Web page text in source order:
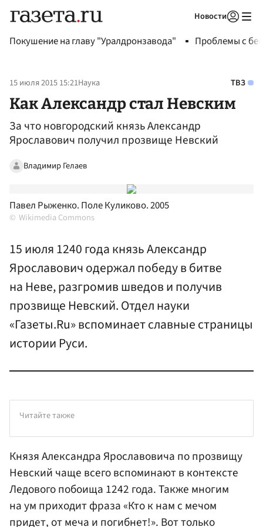
Новости
Покушение на главу "Уралдронзавода" Проблемы с
15 июля 2015 15:21Наука ТВЗ
Как Александр стал Невским
За что новгородский князь Александр
Ярославович получил прозвище Невский
Владимир Гелаев
Павел Рыженко. Поле Куликово. 2005
Wikimedia Commons
15 июля 1240 года князь Александр
Ярославович одержал победу в битве
на Неве, разгромив шведов и получив
прозвище Невский. Отдел науки
«Газеты.Ru» вспоминает славные страницы
истории Руси.
Читайте также
Князя Александра Ярославовича по прозвищу
Невский чаще всего вспоминают в контексте
Ледового побоища 1242 года. Также многим
на ум приходит фраза «Кто к нам с мечом
придет, от меча и погибнет!». Вот только